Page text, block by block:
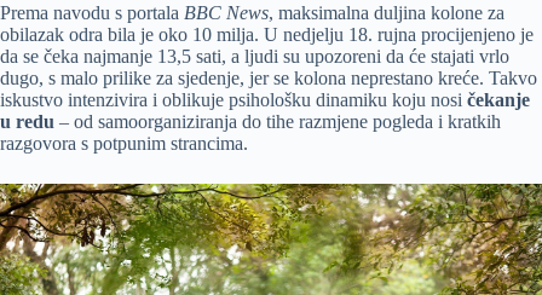
Prema navodu s portala BBC News, maksimalna duljina kolone za
obilazak odra bila je oko 10 milja. U nedjelju 18. rujna procijenjeno je
da se čeka najmanje 13,5 sati, a ljudi su upozoreni da će stajati vrlo
dugo, s malo prilike za sjedenje, jer se kolona neprestano kreće. Takvo
iskustvo intenzivira i oblikuje psihološku dinamiku koju nosi čekanje
u redu – od samoorganiziranja do tihe razmjene pogleda i kratkih
razgovora s potpunim strancima.